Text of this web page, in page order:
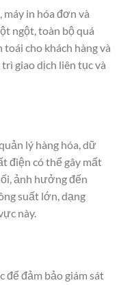
máy in hóa đơn và
ngột, toàn bộ quá
cho khách hàng và
giao dịch liên tục và
lý hàng hóa, dữ
điện có thể gây mất
ảnh hưởng đến
suất lớn, dạng
này.
để đảm bảo giám sát